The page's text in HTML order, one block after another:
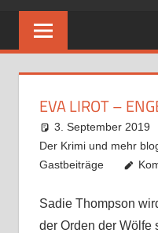
EVA LIROT –
3. September 2019
Der Krimi und mehr
Gastbeiträge
Sadie Thompson
der Orden der Wölfe